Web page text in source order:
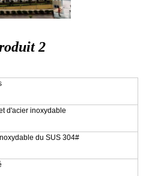
2
d'acier inoxydable
du SUS 304#